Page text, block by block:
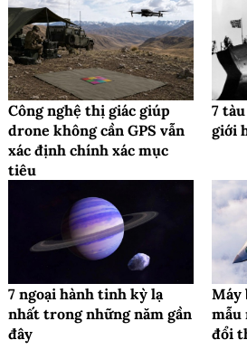
Công nghệ thị giác giúp
drone không cần GPS vẫn
xác định chính xác mục
tiêu
7
giới
7 ngoại hành tinh kỳ lạ
nhất trong những năm gần
đây
Máy
mẫu
đổi